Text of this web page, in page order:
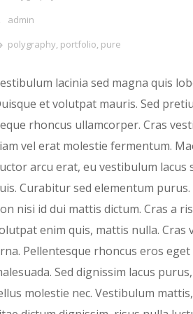
admin
polygraphy, portfolio, pure
lacinia sed magna quis
et volutpat mauris. Sed
rhoncus ullamcorper. Cras
vel erat molestie fermentum.
arcu erat, eu vestibulum lacus
Curabitur sed elementum
nisi id dui mattis dictum. Cras a
enim quis, mattis nulla. Cras
Pellentesque rhoncus eros eget
Sed dignissim lacus
molestie nec. Vestibulum